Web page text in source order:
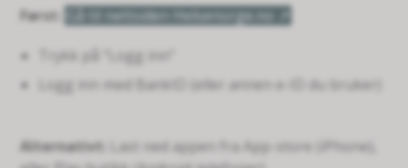
Først:
Gå til nettsiden Helsenorge.no
Trykk på “Logg inn”
Logg inn med BankID (eller annen e-ID du bruker)
Alternativt:
Last ned appen fra App-store (iPhone),